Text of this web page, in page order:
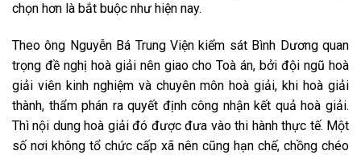
chọn hơn là bắt buộc như hiện nay.
Theo ông Nguyễn Bá Trung Viện kiểm sát Bình Dương quan
trọng đề nghị hoà giải nên giao cho Toà án, bởi đội ngũ hoà
giải viên kinh nghiệm và chuyên môn hoà giải, khi hoà giải
thành, thẩm phán ra quyết định công nhận kết quả hoà giải.
Thì nội dung hoà giải đó được đưa vào thi hành thực tế. Một
số nơi không tổ chức cấp xã nên cũng hạn chế, chồng chéo